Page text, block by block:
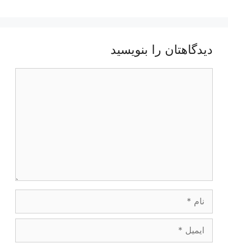
دیدگاهتان را بنویسید